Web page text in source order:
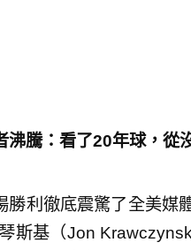
沸騰：看了20年球，從
勝利徹底震驚了全美媒
斯基（Jon